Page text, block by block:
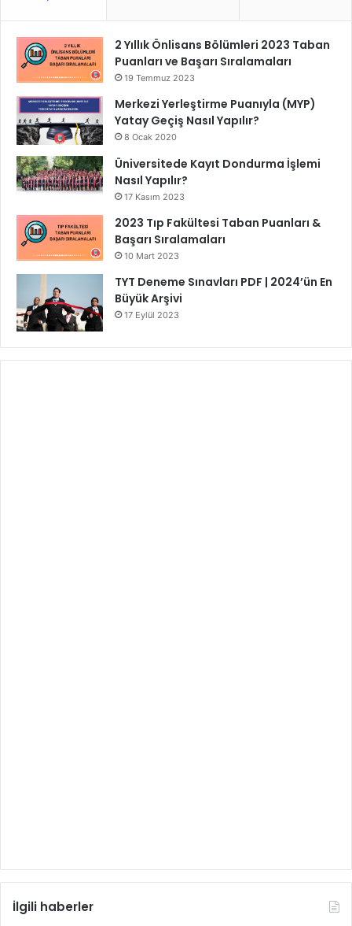
2 Yıllık Önlisans Bölümleri 2023 Taban
Puanları ve Başarı Sıralamaları
19 Temmuz 2023
Merkezi Yerleştirme Puanıyla (MYP)
Yatay Geçiş Nasıl Yapılır?
8 Ocak 2020
Üniversitede Kayıt Dondurma İşlemi
Nasıl Yapılır?
17 Kasım 2023
2023 Tıp Fakültesi Taban Puanları &
Başarı Sıralamaları
10 Mart 2023
TYT Deneme Sınavları PDF | 2024’ün En
Büyük Arşivi
17 Eylül 2023
İlgili haberler